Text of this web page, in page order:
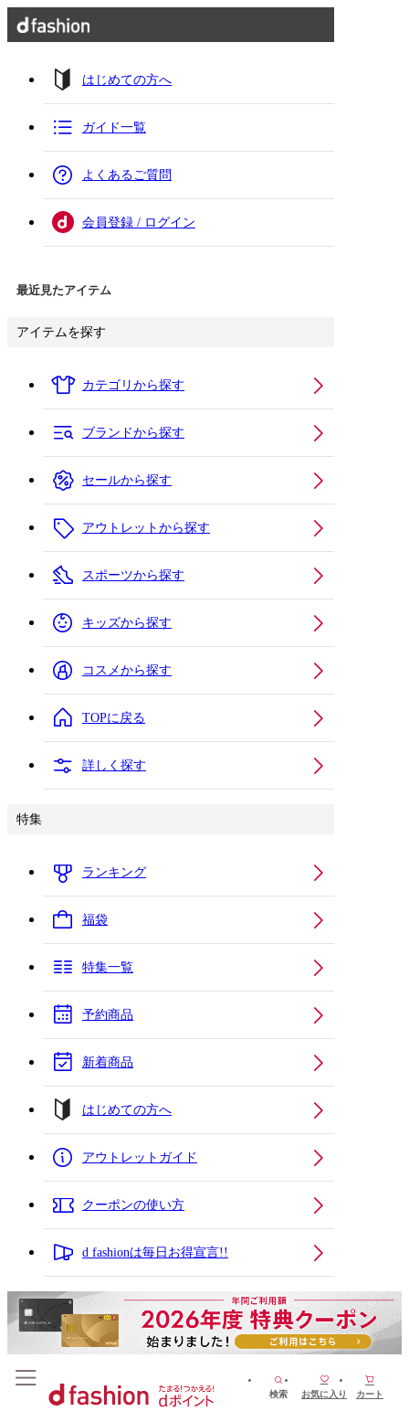
はじめての方へ
ガイド一覧
よくあるご質問
会員登録 / ログイン
最近見たアイテム
アイテムを探す
カテゴリから探す
ブランドから探す
セールから探す
アウトレットから探す
スポーツから探す
キッズから探す
コスメから探す
TOPに戻る
詳しく探す
特集
ランキング
福袋
特集一覧
予約商品
新着商品
はじめての方へ
アウトレットガイド
クーポンの使い方
d fashionは毎日お得宣言!!
検索 お気に入り カート